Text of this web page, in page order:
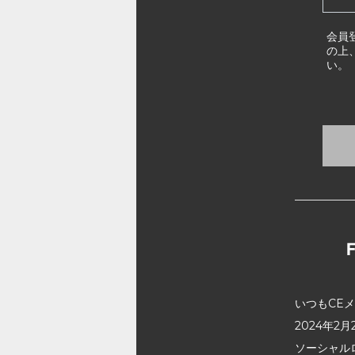
会員
の上
い。
いつもCE
2024年2月
ソーシャ